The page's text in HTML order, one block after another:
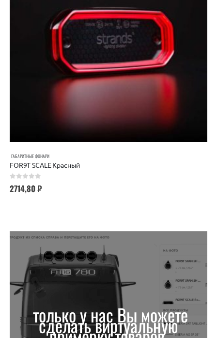
ГАБАРИТНЫЕ ФОНАРИ
FOR9T SCALE Красный
2714,80₽
только у нас Вы можете
сделать виртуальную